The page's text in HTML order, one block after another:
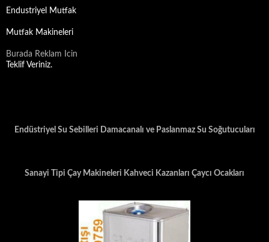
Endustriyel Mutfak
Mutfak Makineleri
Burada Reklam Icin
Teklif Veriniz.
Endüstriyel Su Sebilleri Damacanalı ve Paslanmaz Su Soğutucuları
Sanayi Tipi Çay Makineleri Kahveci Kazanları Çaycı Ocakları